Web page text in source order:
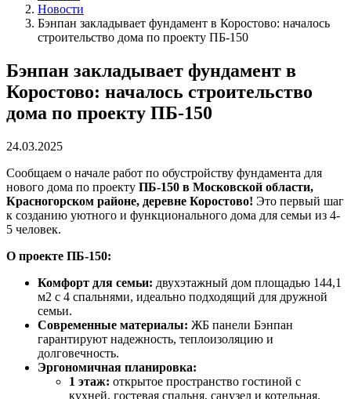
Новости
Бэнпан закладывает фундамент в Коростово: началось
строительство дома по проекту ПБ-150
Бэнпан закладывает фундамент в
Коростово: началось строительство
дома по проекту ПБ-150
24.03.2025
Сообщаем о начале работ по обустройству фундамента для
нового дома по проекту ПБ-150 в Московской области,
Красногорском районе, деревне Коростово! Это первый шаг
к созданию уютного и функционального дома для семьи из 4-
5 человек.
О проекте ПБ-150:
Комфорт для семьи: двухэтажный дом площадью 144,1
м2 с 4 спальнями, идеально подходящий для дружной
семьи.
Современные материалы: ЖБ панели Бэнпан
гарантируют надежность, теплоизоляцию и
долговечность.
Эргономичная планировка:
1 этаж: открытое пространство гостиной с
кухней, гостевая спальня, санузел и котельная.